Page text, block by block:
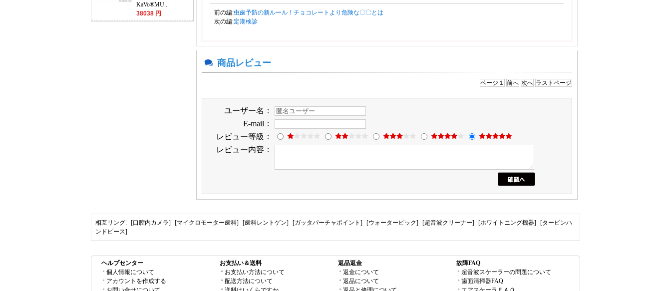
KaVo®MU...
38038 円
前の編:虫歯予防の新ルール！チョコレートより危険な〇〇とは
次の編:定期検診
商品レビュー
ページ１ 前へ 次へ ラストページ
ユーザー名：
E-mail：
レビュー等級：
レビュー内容：
相互リング: [口腔内カメラ] [マイクロモーター歯科] [歯科レントゲン] [ガッタパーチャポイント] [ウォーターピック] [超音波クリーナー] [ホワイトニング機器]
[タービンハ
ンドピース]
ヘルプセンター
個人情報について
アカウントを作成する
お支払い＆送料
お支払い方法について
配送方法について
返品返金
返金について
返品について
故障FAQ
超音波スケーラーの問題について
歯面清掃器FAQ